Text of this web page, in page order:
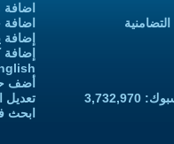
اضافة
إضافة
أضف
تعديل
ابحث